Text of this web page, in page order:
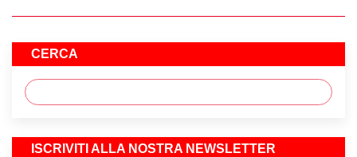
CERCA
ISCRIVITI ALLA NOSTRA NEWSLETTER